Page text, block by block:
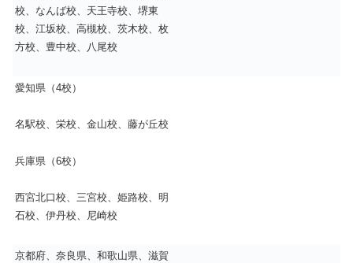
校、なんば校、天王寺校、堺東
校、江坂校、高槻校、茨木校、枚
方校、豊中校、八尾校
愛知県（4校）
名駅校、栄校、金山校、藤が丘校
兵庫県（6校）
西宮北口校、三宮校、姫路校、明
石校、伊丹校、尼崎校
京都府、奈良県、和歌山県、滋賀